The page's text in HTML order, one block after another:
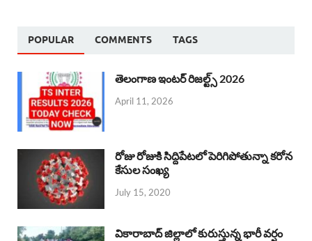
POPULAR COMMENTS TAGS
తెలంగాణ ఇంటర్ రిజల్ట్స్ 2026
April 11, 2026
రోజు రోజుకి సిద్దిపేటలో పెరిగిపోతున్నా కరోన
కేసుల సంఖ్య
July 15, 2020
వికారాబాద్ జిల్లాలో కురుస్తున్న భారీ వర్షం